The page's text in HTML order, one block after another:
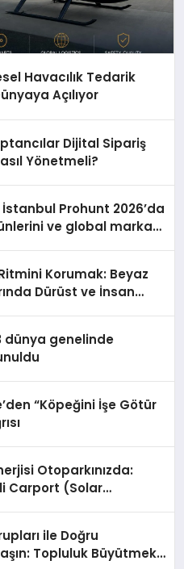
Havacılık Tedarik
Açılıyor
Dijital Sipariş
Yönetmeli?
Prohunt 2026’da
ve global marka
Korumak: Beyaz
Dürüst ve İnsan
dünya genelinde
“Köpeğini İşe Götür
Otoparkınızda:
Carport (Solar
ile Doğru
Topluluk Büyütmek